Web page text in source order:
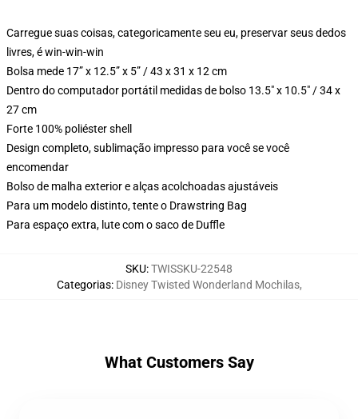
Carregue suas coisas, categoricamente seu eu, preservar seus dedos
livres, é win-win-win
Bolsa mede 17” x 12.5” x 5” / 43 x 31 x 12 cm
Dentro do computador portátil medidas de bolso 13.5" x 10.5" / 34 x
27 cm
Forte 100% poliéster shell
Design completo, sublimação impresso para você se você
encomendar
Bolso de malha exterior e alças acolchoadas ajustáveis
Para um modelo distinto, tente o Drawstring Bag
Para espaço extra, lute com o saco de Duffle
SKU:TWISSKU-22548
Categorias: Disney Twisted Wonderland Mochilas,
What Customers Say